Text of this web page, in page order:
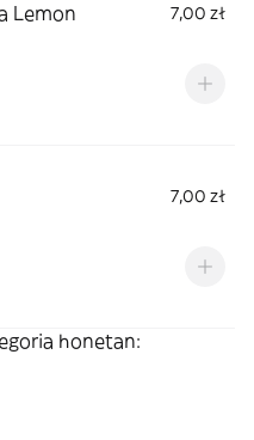
Lemon
7,00 zł
7,00 zł
honetan: